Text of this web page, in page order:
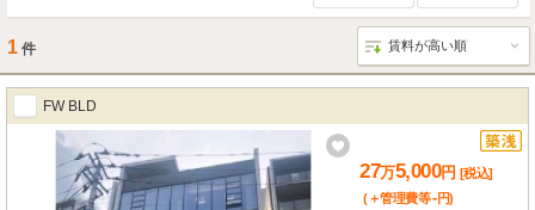
1 件
FW BLD
27万5,000円 [税込]
(＋管理費等-円)